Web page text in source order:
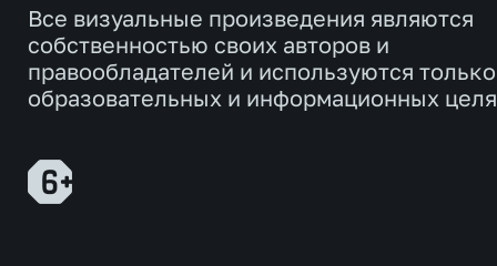
Все визуальные произведения являются
собственностью своих авторов и
правообладателей и используются
образовательных и информационных